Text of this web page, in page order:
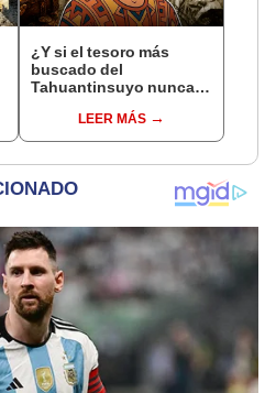
¿Y si el tesoro más
buscado del
Tahuantinsuyo nunca
pensaban? Una nueva
teoría reabre el misterio
LEER MÁS